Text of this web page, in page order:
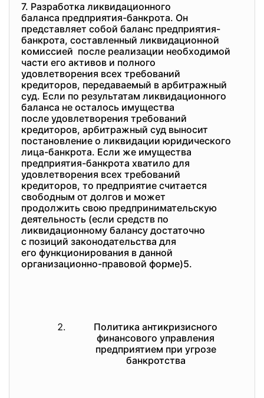
7. Разработка ликвидационного
баланса предприятия-банкрота. Он
представляет собой баланс предприятия-
банкрота, составленный ликвидационной
комиссией после реализации необходимой
части его активов и полного
удовлетворения всех требований
кредиторов, передаваемый в арбитражный
суд. Если по результатам ликвидационного
баланса не осталось имущества
после удовлетворения требований
кредиторов, арбитражный суд выносит
постановление о ликвидации юридического
лица-банкрота. Если же имущества
предприятия-банкрота хватило для
удовлетворения всех требований
кредиторов, то предприятие считается
свободным от долгов и может
продолжить свою предпринимательскую
деятельность (если средств по
ликвидационному балансу достаточно
с позиций законодательства для
его функционирования в данной
организационно-правовой форме)5.
Политика антикризисного
финансового управления
предприятием при угрозе
банкротства